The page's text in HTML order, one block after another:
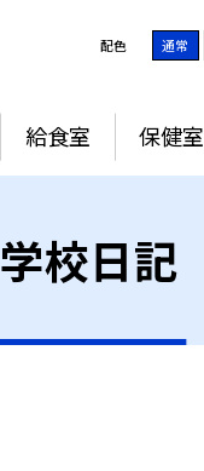
配色 通常
給食室 保健室
学校日記